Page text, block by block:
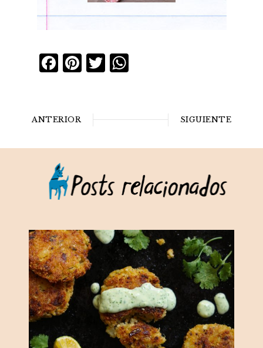
Facebook
Pinterest
Twitter
WhatsApp
ANTERIOR SIGUIENTE